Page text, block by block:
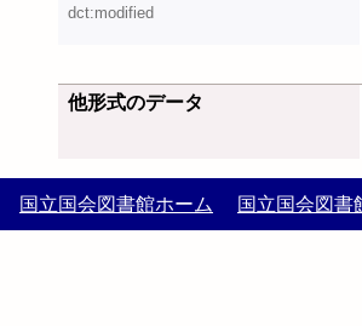
dct:modified
他形式のデータ
国立国会図書館ホーム 国立国会図書